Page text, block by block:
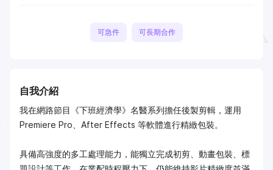
可急件 可長期合作
自我介紹
我在網路節目《下班經濟學》名醫系列擔任後製剪輯，運用
Premiere Pro、After Effects 等軟體進行精緻包裝。
具備高強度的多工處理能力，能獨立完成初剪、動畫包裝、標